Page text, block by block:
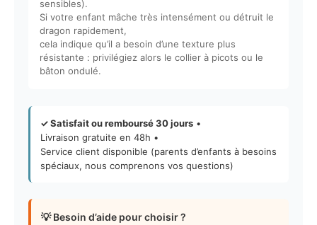
sensibles).
Si votre enfant mâche très intensément ou détruit le
dragon rapidement,
cela indique qu’il a besoin d’une texture plus
résistante : privilégiez alors le collier à picots ou le
bâton ondulé.
✓ Satisfait ou remboursé 30 jours •
Livraison gratuite en 48h •
Service client disponible (parents d’enfants à besoins
spéciaux, nous comprenons vos questions)
💡 Besoin d’aide pour choisir ?